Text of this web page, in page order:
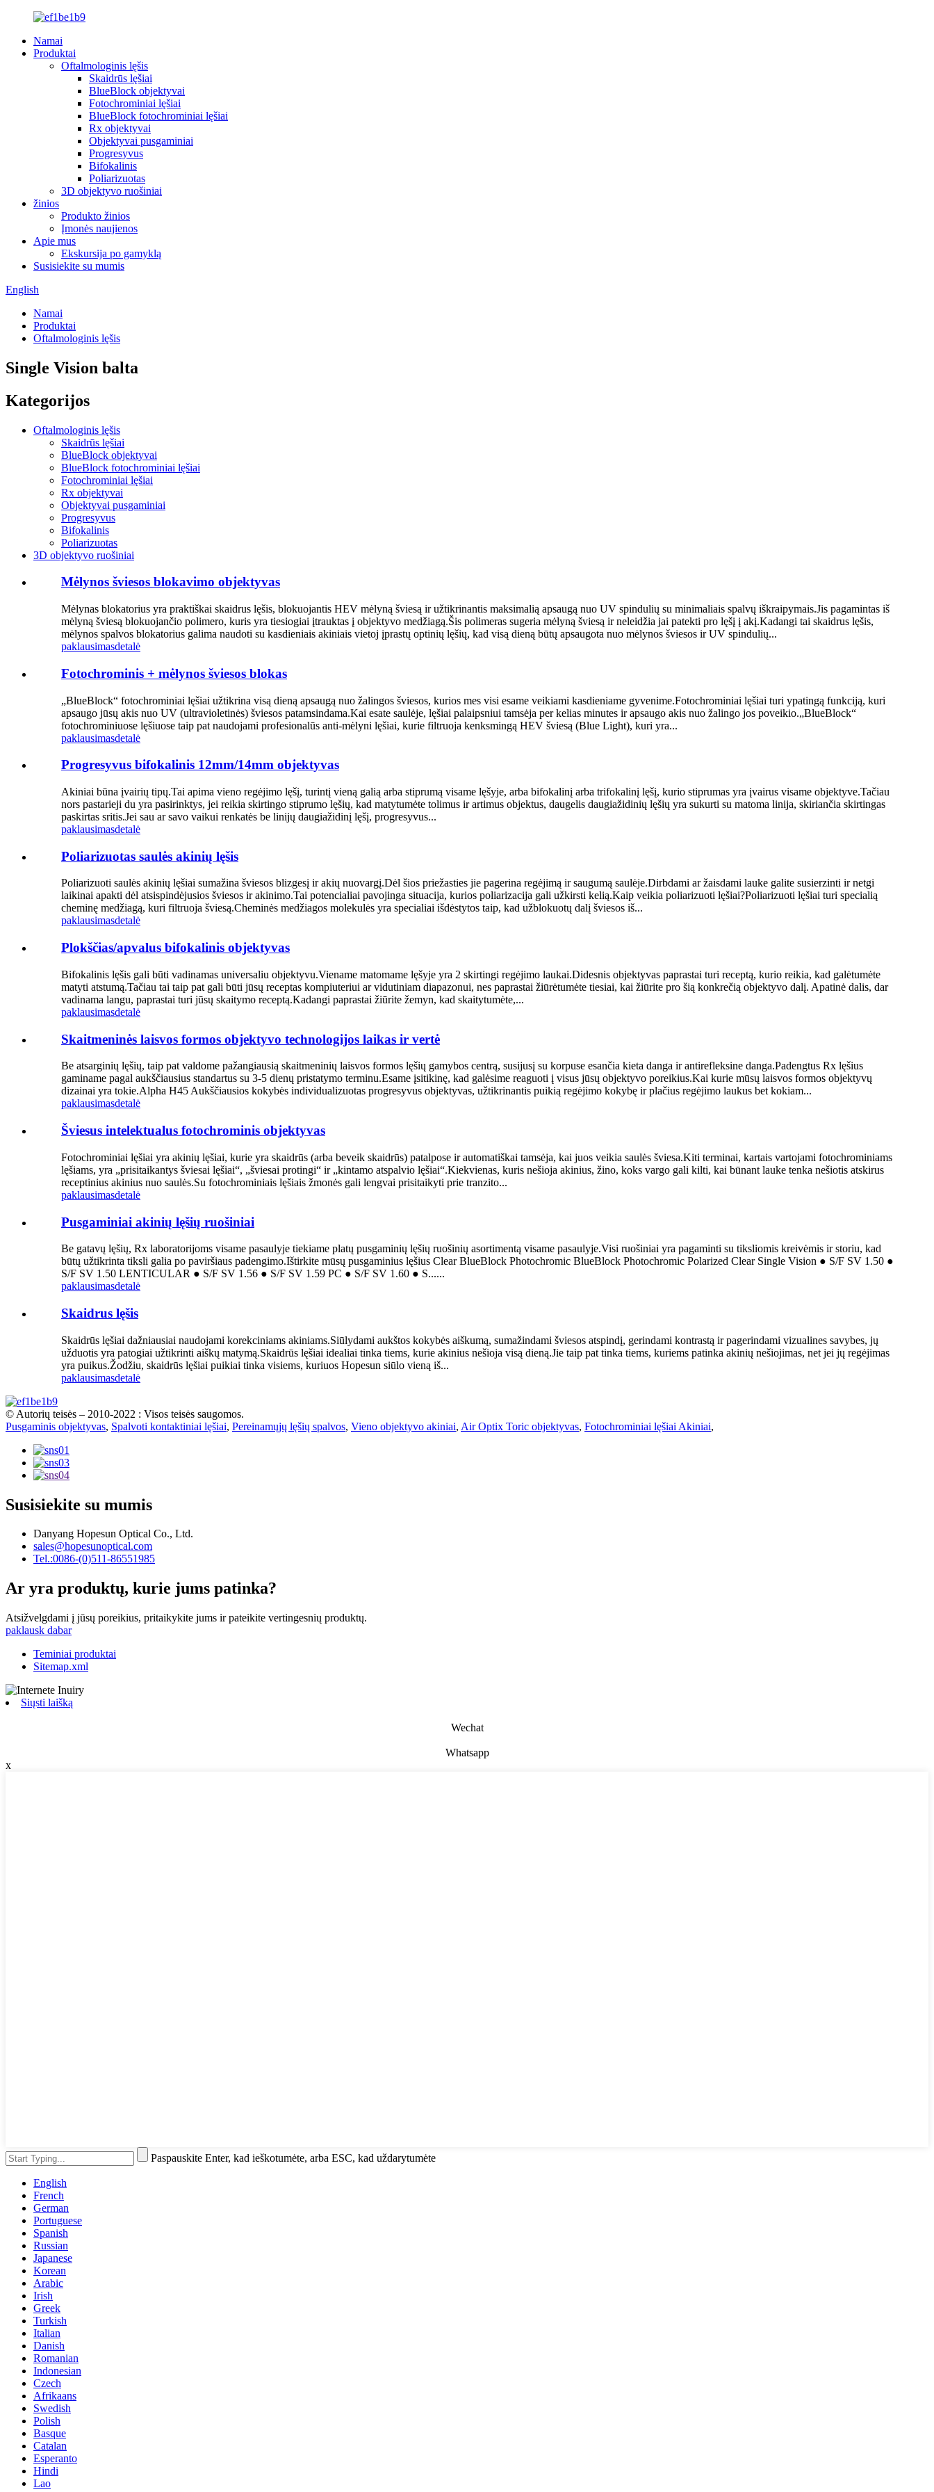
Namai
Produktai
Oftalmologinis lęšis
Skaidrūs lęšiai
BlueBlock objektyvai
Fotochrominiai lęšiai
BlueBlock fotochrominiai lęšiai
Rx objektyvai
Objektyvai pusgaminiai
Progresyvus
Bifokalinis
Poliarizuotas
3D objektyvo ruošiniai
žinios
Produkto žinios
Įmonės naujienos
Apie mus
Ekskursija po gamyklą
Susisiekite su mumis
English
Namai
Produktai
Oftalmologinis lęšis
Single Vision balta
Kategorijos
Oftalmologinis lęšis
Skaidrūs lęšiai
BlueBlock objektyvai
BlueBlock fotochrominiai lęšiai
Fotochrominiai lęšiai
Rx objektyvai
Objektyvai pusgaminiai
Progresyvus
Bifokalinis
Poliarizuotas
3D objektyvo ruošiniai
Mėlynos šviesos blokavimo objektyvas
Mėlynas blokatorius yra praktiškai skaidrus lęšis, blokuojantis HEV mėlyną šviesą ir užtikrinantis maksimalią apsaugą nuo UV spindulių su minimaliais spalvų iškraipymais.Jis pagamintas iš
mėlyną šviesą blokuojančio polimero, kuris yra tiesiogiai įtrauktas į objektyvo medžiagą.Šis polimeras sugeria mėlyną šviesą ir neleidžia jai patekti pro lęšį į akį.Kadangi tai skaidrus lęšis,
mėlynos spalvos blokatorius galima naudoti su kasdieniais akiniais vietoj įprastų optinių lęšių, kad visą dieną būtų apsaugota nuo mėlynos šviesos ir UV spindulių...
paklausimasdetalė
Fotochrominis + mėlynos šviesos blokas
„BlueBlock“ fotochrominiai lęšiai užtikrina visą dieną apsaugą nuo žalingos šviesos, kurios mes visi esame veikiami kasdieniame gyvenime.Fotochrominiai lęšiai turi ypatingą funkciją, kuri
apsaugo jūsų akis nuo UV (ultravioletinės) šviesos patamsindama.Kai esate saulėje, lęšiai palaipsniui tamsėja per kelias minutes ir apsaugo akis nuo žalingo jos poveikio.„BlueBlock“
fotochrominiuose lęšiuose taip pat naudojami profesionalūs anti-mėlyni lęšiai, kurie filtruoja kenksmingą HEV šviesą (Blue Light), kuri yra...
paklausimasdetalė
Progresyvus bifokalinis 12mm/14mm objektyvas
Akiniai būna įvairių tipų.Tai apima vieno regėjimo lęšį, turintį vieną galią arba stiprumą visame lęšyje, arba bifokalinį arba trifokalinį lęšį, kurio stiprumas yra įvairus visame objektyve.Tačiau
nors pastarieji du yra pasirinktys, jei reikia skirtingo stiprumo lęšių, kad matytumėte tolimus ir artimus objektus, daugelis daugiažidinių lęšių yra sukurti su matoma linija, skiriančia skirtingas
paskirtas sritis.Jei sau ar savo vaikui renkatės be linijų daugiažidinį lęšį, progresyvus...
paklausimasdetalė
Poliarizuotas saulės akinių lęšis
Poliarizuoti saulės akinių lęšiai sumažina šviesos blizgesį ir akių nuovargį.Dėl šios priežasties jie pagerina regėjimą ir saugumą saulėje.Dirbdami ar žaisdami lauke galite susierzinti ir netgi
laikinai apakti dėl atsispindėjusios šviesos ir akinimo.Tai potencialiai pavojinga situacija, kurios poliarizacija gali užkirsti kelią.Kaip veikia poliarizuoti lęšiai?Poliarizuoti lęšiai turi specialią
cheminę medžiagą, kuri filtruoja šviesą.Cheminės medžiagos molekulės yra specialiai išdėstytos taip, kad užblokuotų dalį šviesos iš...
paklausimasdetalė
Plokščias/apvalus bifokalinis objektyvas
Bifokalinis lęšis gali būti vadinamas universaliu objektyvu.Viename matomame lęšyje yra 2 skirtingi regėjimo laukai.Didesnis objektyvas paprastai turi receptą, kurio reikia, kad galėtumėte
matyti atstumą.Tačiau tai taip pat gali būti jūsų receptas kompiuteriui ar vidutiniam diapazonui, nes paprastai žiūrėtumėte tiesiai, kai žiūrite pro šią konkrečią objektyvo dalį. Apatinė dalis, dar
vadinama langu, paprastai turi jūsų skaitymo receptą.Kadangi paprastai žiūrite žemyn, kad skaitytumėte,...
paklausimasdetalė
Skaitmeninės laisvos formos objektyvo technologijos laikas ir vertė
Be atsarginių lęšių, taip pat valdome pažangiausią skaitmeninių laisvos formos lęšių gamybos centrą, susijusį su korpuse esančia kieta danga ir antirefleksine danga.Padengtus Rx lęšius
gaminame pagal aukščiausius standartus su 3-5 dienų pristatymo terminu.Esame įsitikinę, kad galėsime reaguoti į visus jūsų objektyvo poreikius.Kai kurie mūsų laisvos formos objektyvų
dizainai yra tokie.Alpha H45 Aukščiausios kokybės individualizuotas progresyvus objektyvas, užtikrinantis puikią regėjimo kokybę ir plačius regėjimo laukus bet kokiam...
paklausimasdetalė
Šviesus intelektualus fotochrominis objektyvas
Fotochrominiai lęšiai yra akinių lęšiai, kurie yra skaidrūs (arba beveik skaidrūs) patalpose ir automatiškai tamsėja, kai juos veikia saulės šviesa.Kiti terminai, kartais vartojami fotochrominiams
lęšiams, yra „prisitaikantys šviesai lęšiai“, „šviesai protingi“ ir „kintamo atspalvio lęšiai“.Kiekvienas, kuris nešioja akinius, žino, koks vargo gali kilti, kai būnant lauke tenka nešiotis atskirus
receptinius akinius nuo saulės.Su fotochrominiais lęšiais žmonės gali lengvai prisitaikyti prie tranzito...
paklausimasdetalė
Pusgaminiai akinių lęšių ruošiniai
Be gatavų lęšių, Rx laboratorijoms visame pasaulyje tiekiame platų pusgaminių lęšių ruošinių asortimentą visame pasaulyje.Visi ruošiniai yra pagaminti su tiksliomis kreivėmis ir storiu, kad
būtų užtikrinta tiksli galia po paviršiaus padengimo.Ištirkite mūsų pusgaminius lęšius Clear BlueBlock Photochromic BlueBlock Photochromic Polarized Clear Single Vision ● S/F SV 1.50 ●
S/F SV 1.50 LENTICULAR ● S/F SV 1.56 ● S/F SV 1.59 PC ● S/F SV 1.60 ● S......
paklausimasdetalė
Skaidrus lęšis
Skaidrūs lęšiai dažniausiai naudojami korekciniams akiniams.Siūlydami aukštos kokybės aiškumą, sumažindami šviesos atspindį, gerindami kontrastą ir pagerindami vizualines savybes, jų
užduotis yra patogiai užtikrinti aiškų matymą.Skaidrūs lęšiai idealiai tinka tiems, kurie akinius nešioja visą dieną.Jie taip pat tinka tiems, kuriems patinka akinių nešiojimas, net jei jų regėjimas
yra puikus.Žodžiu, skaidrūs lęšiai puikiai tinka visiems, kuriuos Hopesun siūlo vieną iš...
paklausimasdetalė
© Autorių teisės – 2010-2022 : Visos teisės saugomos.
Pusgaminis objektyvas, Spalvoti kontaktiniai lęšiai, Pereinamųjų lęšių spalvos, Vieno objektyvo akiniai, Air Optix Toric objektyvas, Fotochrominiai lęšiai Akiniai,
Susisiekite su mumis
Danyang Hopesun Optical Co., Ltd.
sales@hopesunoptical.com
Tel.:0086-(0)511-86551985
Ar yra produktų, kurie jums patinka?
Atsižvelgdami į jūsų poreikius, pritaikykite jums ir pateikite vertingesnių produktų.
paklausk dabar
Teminiai produktai
Sitemap.xml
Siųsti laišką
Wechat
Whatsapp
x
Paspauskite Enter, kad ieškotumėte, arba ESC, kad uždarytumėte
English
French
German
Portuguese
Spanish
Russian
Japanese
Korean
Arabic
Irish
Greek
Turkish
Italian
Danish
Romanian
Indonesian
Czech
Afrikaans
Swedish
Polish
Basque
Catalan
Esperanto
Hindi
Lao